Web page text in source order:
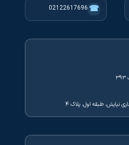
☎
02122617696
نیایش، طبقه اول، پلاک ۴